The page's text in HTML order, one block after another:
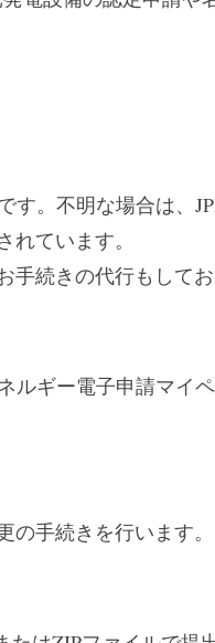
す。不明な場合は、
ています。
手続きの代行もしてお
ルギー電子申請マイ
手続きを行います。